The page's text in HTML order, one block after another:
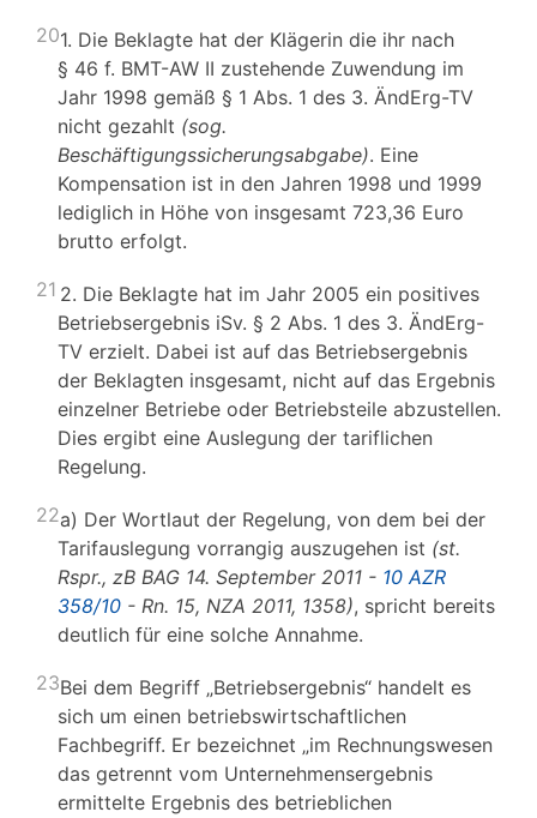
201. Die Beklagte hat der Klägerin die ihr nach
§ 46 f. BMT-AW II zustehende Zuwendung im
Jahr 1998 gemäß § 1 Abs. 1 des 3. ÄndErg-TV
nicht gezahlt (sog.
Beschäftigungssicherungsabgabe). Eine
Kompensation ist in den Jahren 1998 und 1999
lediglich in Höhe von insgesamt 723,36 Euro
brutto erfolgt.
21 2. Die Beklagte hat im Jahr 2005 ein positives
Betriebsergebnis iSv. § 2 Abs. 1 des 3. ÄndErg-
TV erzielt. Dabei ist auf das Betriebsergebnis
der Beklagten insgesamt, nicht auf das Ergebnis
einzelner Betriebe oder Betriebsteile abzustellen.
Dies ergibt eine Auslegung der tariflichen
Regelung.
22a) Der Wortlaut der Regelung, von dem bei der
Tarifauslegung vorrangig auszugehen ist (st.
Rspr., zB BAG 14. September 2011 - 10 AZR
358/10 - Rn. 15, NZA 2011, 1358), spricht bereits
deutlich für eine solche Annahme.
23Bei dem Begriff „Betriebsergebnis“ handelt es
sich um einen betriebswirtschaftlichen
Fachbegriff. Er bezeichnet „im Rechnungswesen
das getrennt vom Unternehmensergebnis
ermittelte Ergebnis des betrieblichen